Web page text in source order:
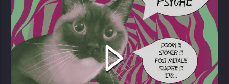
METAL
POST-METAL STONER